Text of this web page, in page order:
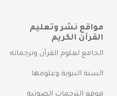
مواقع نشر وتعليم
القرآن الكريم
الجامع لعلوم القرآن وترجماته
السنة النبوية وعلومها